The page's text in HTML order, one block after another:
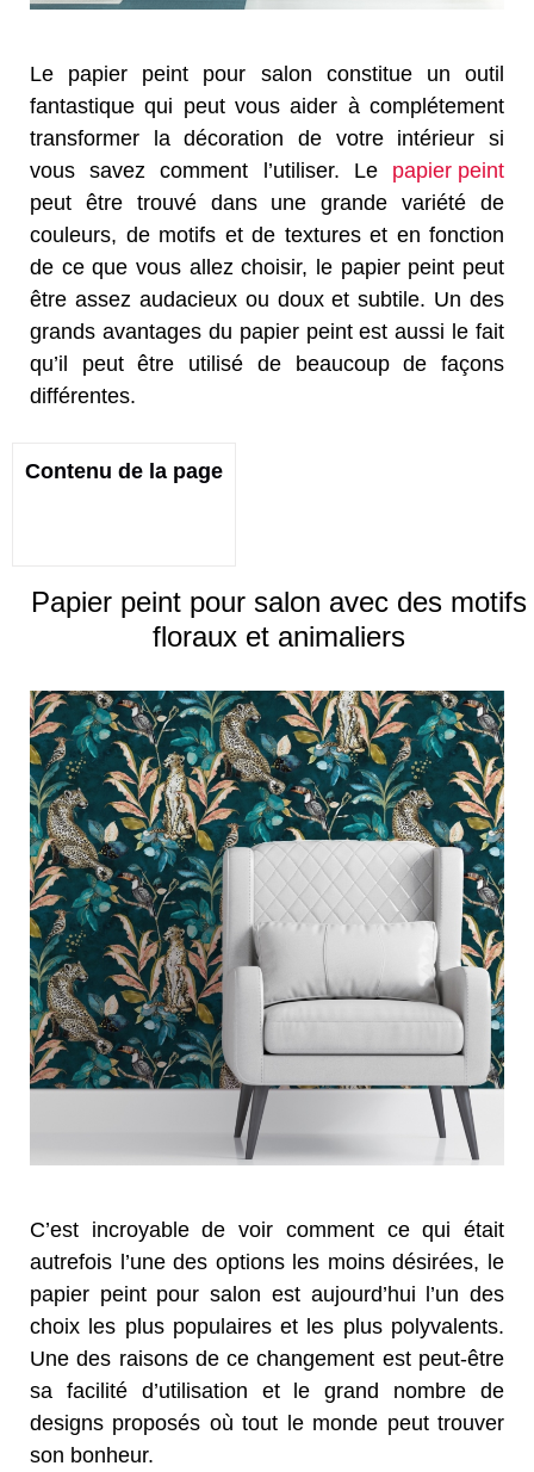
Le papier peint pour salon constitue un outil
fantastique qui peut vous aider à complétement
transformer la décoration de votre intérieur si
vous savez comment l’utiliser. Le papier peint
peut être trouvé dans une grande variété de
couleurs, de motifs et de textures et en fonction
de ce que vous allez choisir, le papier peint peut
être assez audacieux ou doux et subtile. Un des
grands avantages du papier peint est aussi le fait
qu’il peut être utilisé de beaucoup de façons
différentes.
Contenu de la page
Papier peint pour salon avec des motifs
floraux et animaliers
C’est incroyable de voir comment ce qui était
autrefois l’une des options les moins désirées, le
papier peint pour salon est aujourd’hui l’un des
choix les plus populaires et les plus polyvalents.
Une des raisons de ce changement est peut-être
sa facilité d’utilisation et le grand nombre de
designs proposés où tout le monde peut trouver
son bonheur.